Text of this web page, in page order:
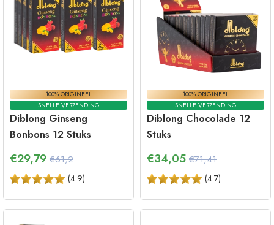
100% ORIGINEEL
SNELLE VERZENDING
Diblong Ginseng
Bonbons 12 Stuks
€29,79 €61,2
(4.9)
100% ORIGINEEL
SNELLE VERZENDING
Diblong Chocolade 12
Stuks
€34,05 €71,41
(4.7)